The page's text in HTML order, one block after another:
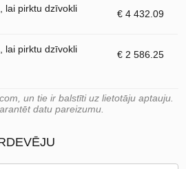
lai pirktu dzīvokli
€ 4 432.09
lai pirktu dzīvokli
€ 2 586.25
un tie ir balstīti uz lietotāju aptauju.
datu pareizumu.